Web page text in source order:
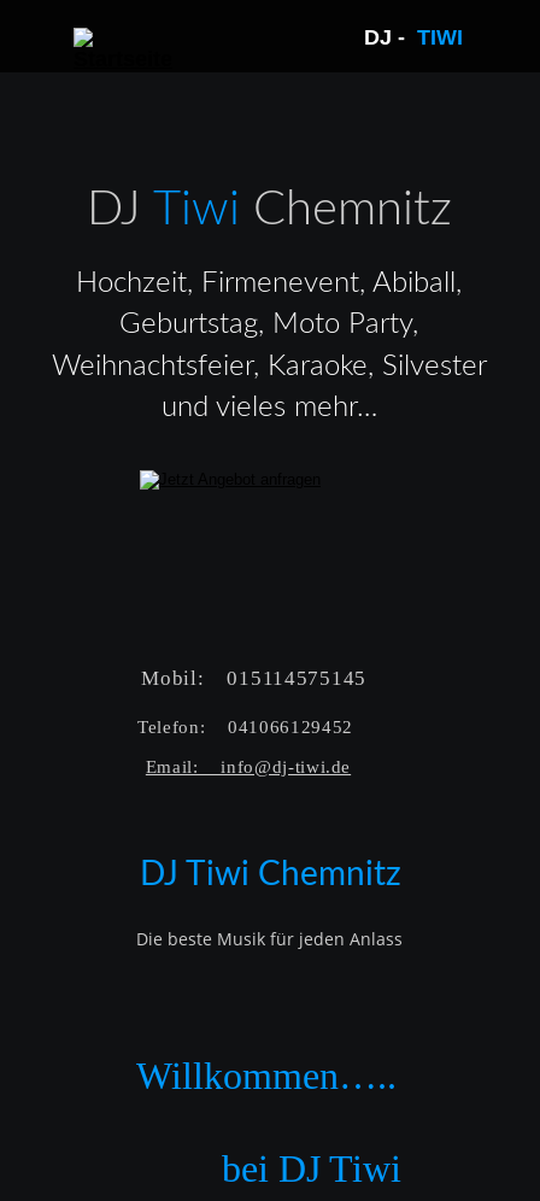
DJ Tiwi Chemnitz
Die beste Musik für jeden Anlass
DJ Tiwi Chemnitz
Hochzeit, Firmenevent, Abiball,
Geburtstag, Moto Party,
Weihnachtsfeier, Karaoke, Silvester
und vieles mehr…
Willkommen…..
          bei DJ Tiwi
Telefon:    041066129452
Mobil:    015114575145
Email:    info@dj-tiwi.de
DJ - TIWI